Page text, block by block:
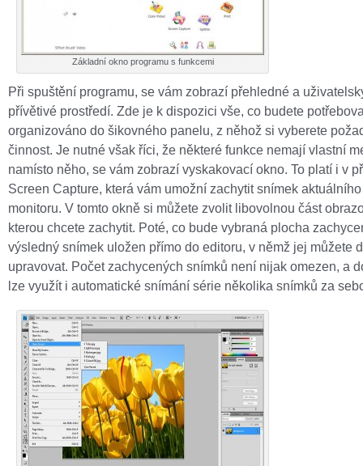
Základní okno programu s funkcemi
Při spuštění programu, se vám zobrazí přehledné a
přívětivé prostředí. Zde je k dispozici vše, co budete
organizováno do šikovného panelu, z něhož si vyberete
činnost. Je nutné však říci, že některé funkce nemají vlastní
namísto něho, se vám zobrazí vyskakovací okno. To platí i v
Screen Capture, která vám umožní zachytit snímek
monitoru. V tomto okně si můžete zvolit libovolnou část
kterou chcete zachytit. Poté, co bude vybraná plocha
výsledný snímek uložen přímo do editoru, v němž jej můžete
upravovat. Počet zachycených snímků není nijak omezen, a
lze využít i automatické snímání série několika snímků za